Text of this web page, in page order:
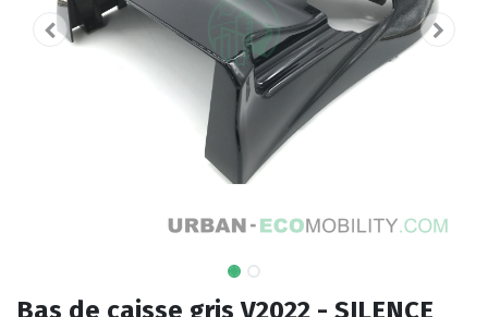
Bas de caisse gris V2022 - SILENCE